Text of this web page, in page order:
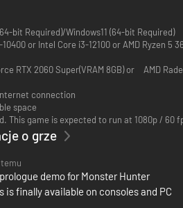
cię życie prawdziwego łowcy.
Ziem — nieodkrytego regionu,
— uratowano młodego chłopca
ucieczki przed tajemniczym
wioskę, Gildia zorganizowała wyprawę
sytuacji.
podróż członków wyprawy i śledztwo w
Widmem”, aby uratować
Ziemiach zmieniają się
zmiany pogody. Podczas srogiej Posuchy i
potwory wyruszają, aby polować w
bit Required)/Windows11 (64-bit Required)
or Intel Core i3-12100 or AMD Ryzen 5
connection
space
This game is expected to run at 1080p /
o grze
demo for Monster Hunter
is finally available on consoles and PC